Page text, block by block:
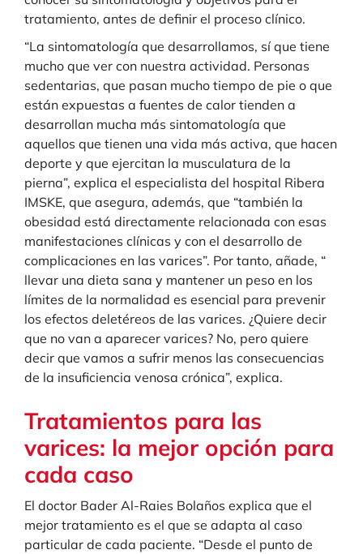
tratamiento, antes de definir el proceso clínico.
“La sintomatología que desarrollamos, sí que tiene
mucho que ver con nuestra actividad. Personas
sedentarias, que pasan mucho tiempo de pie o que
están expuestas a fuentes de calor tienden a
desarrollan mucha más sintomatología que
aquellos que tienen una vida más activa, que hacen
deporte y que ejercitan la musculatura de la
pierna”, explica el especialista del hospital Ribera
IMSKE, que asegura, además, que “también la
obesidad está directamente relacionada con esas
manifestaciones clínicas y con el desarrollo de
complicaciones en las varices”. Por tanto, añade, “
llevar una dieta sana y mantener un peso en los
límites de la normalidad es esencial para prevenir
los efectos deletéreos de las varices. ¿Quiere decir
que no van a aparecer varices? No, pero quiere
decir que vamos a sufrir menos las consecuencias
de la insuficiencia venosa crónica”, explica.
Tratamientos para las
varices: la mejor opción para
cada caso
El doctor Bader Al-Raies Bolaños explica que el
mejor tratamiento es el que se adapta al caso
particular de cada paciente. “Desde el punto de